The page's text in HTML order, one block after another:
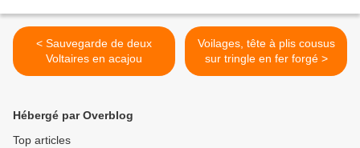
< Sauvegarde de deux
Voltaires en acajou
Voilages, tête à plis cousus
sur tringle en fer forgé >
Hébergé par Overblog
Top articles